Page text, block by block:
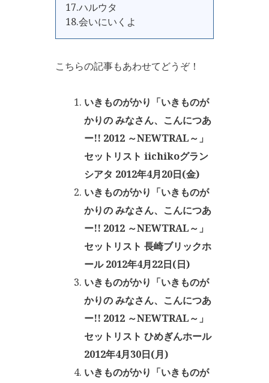
17.ハルウタ
18.会いにいくよ
こちらの記事もあわせてどうぞ！
いきものがかり「いきものが
かりの みなさん、こんにつあ
ー!! 2012 ～NEWTRAL～」
セットリスト iichikoグラン
シアタ 2012年4月20日(金)
いきものがかり「いきものが
かりの みなさん、こんにつあ
ー!! 2012 ～NEWTRAL～」
セットリスト 長崎ブリックホ
ール 2012年4月22日(日)
いきものがかり「いきものが
かりの みなさん、こんにつあ
ー!! 2012 ～NEWTRAL～」
セットリスト ひめぎんホール
2012年4月30日(月)
いきものがかり「いきものが